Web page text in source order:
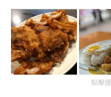
點擊